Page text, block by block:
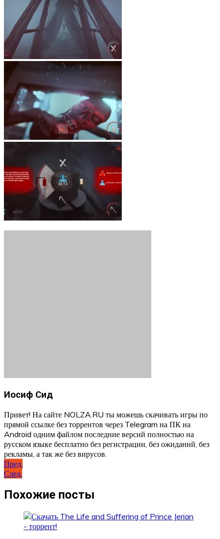
Иосиф Сид
Привет! На сайте NOLZA.RU ты можешь скачивать игры по
прямой ссылке без торрентов через Telegram на ПК на
Android одним файлом последние версий полностью на
русском языке бесплатно без регистрации, без ожиданий, без
рекламы, а так же без вирусов.
Навигация
по
записям
Пред.
След.
Похожие посты